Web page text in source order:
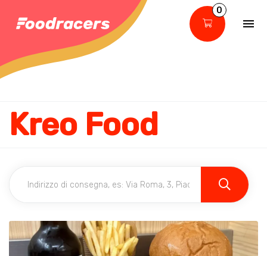
0
Kreo Food